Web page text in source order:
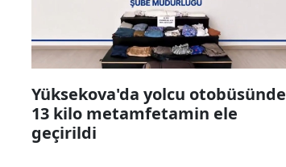
Yüksekova'da yolcu otobüsünde
13 kilo metamfetamin ele
geçirildi